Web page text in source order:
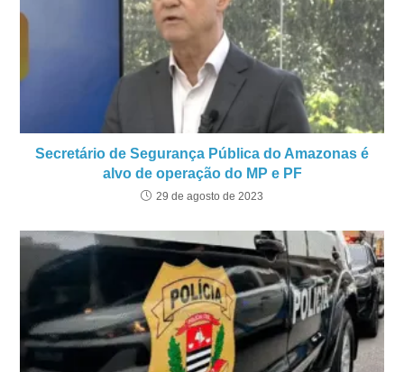
Secretário de Segurança Pública do Amazonas é
alvo de operação do MP e PF
29 de agosto de 2023